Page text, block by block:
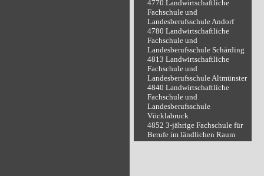
4770 Landwirtschaftliche
Fachschule und
Landesberufsschule Andorf
4780 Landwirtschaftliche
Fachschule und
Landesberufsschule Schärding
4813 Landwirtschaftliche
Fachschule und
Landesberufsschule Altmünster
4840 Landwirtschaftliche
Fachschule und
Landesberufsschule
Vöcklabruck
4852 3-jährige Fachschule für
Berufe im ländlichen Raum